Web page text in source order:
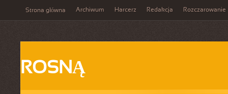
Strona główna Archiwum Harcerz Redakcja Rozczarowanie
ROSNĄ